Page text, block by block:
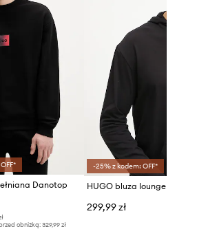
Danotop
obniżką:329,99 zł
-25% z kodem: OFF*
HUGO bluza lounge
299,99 zł